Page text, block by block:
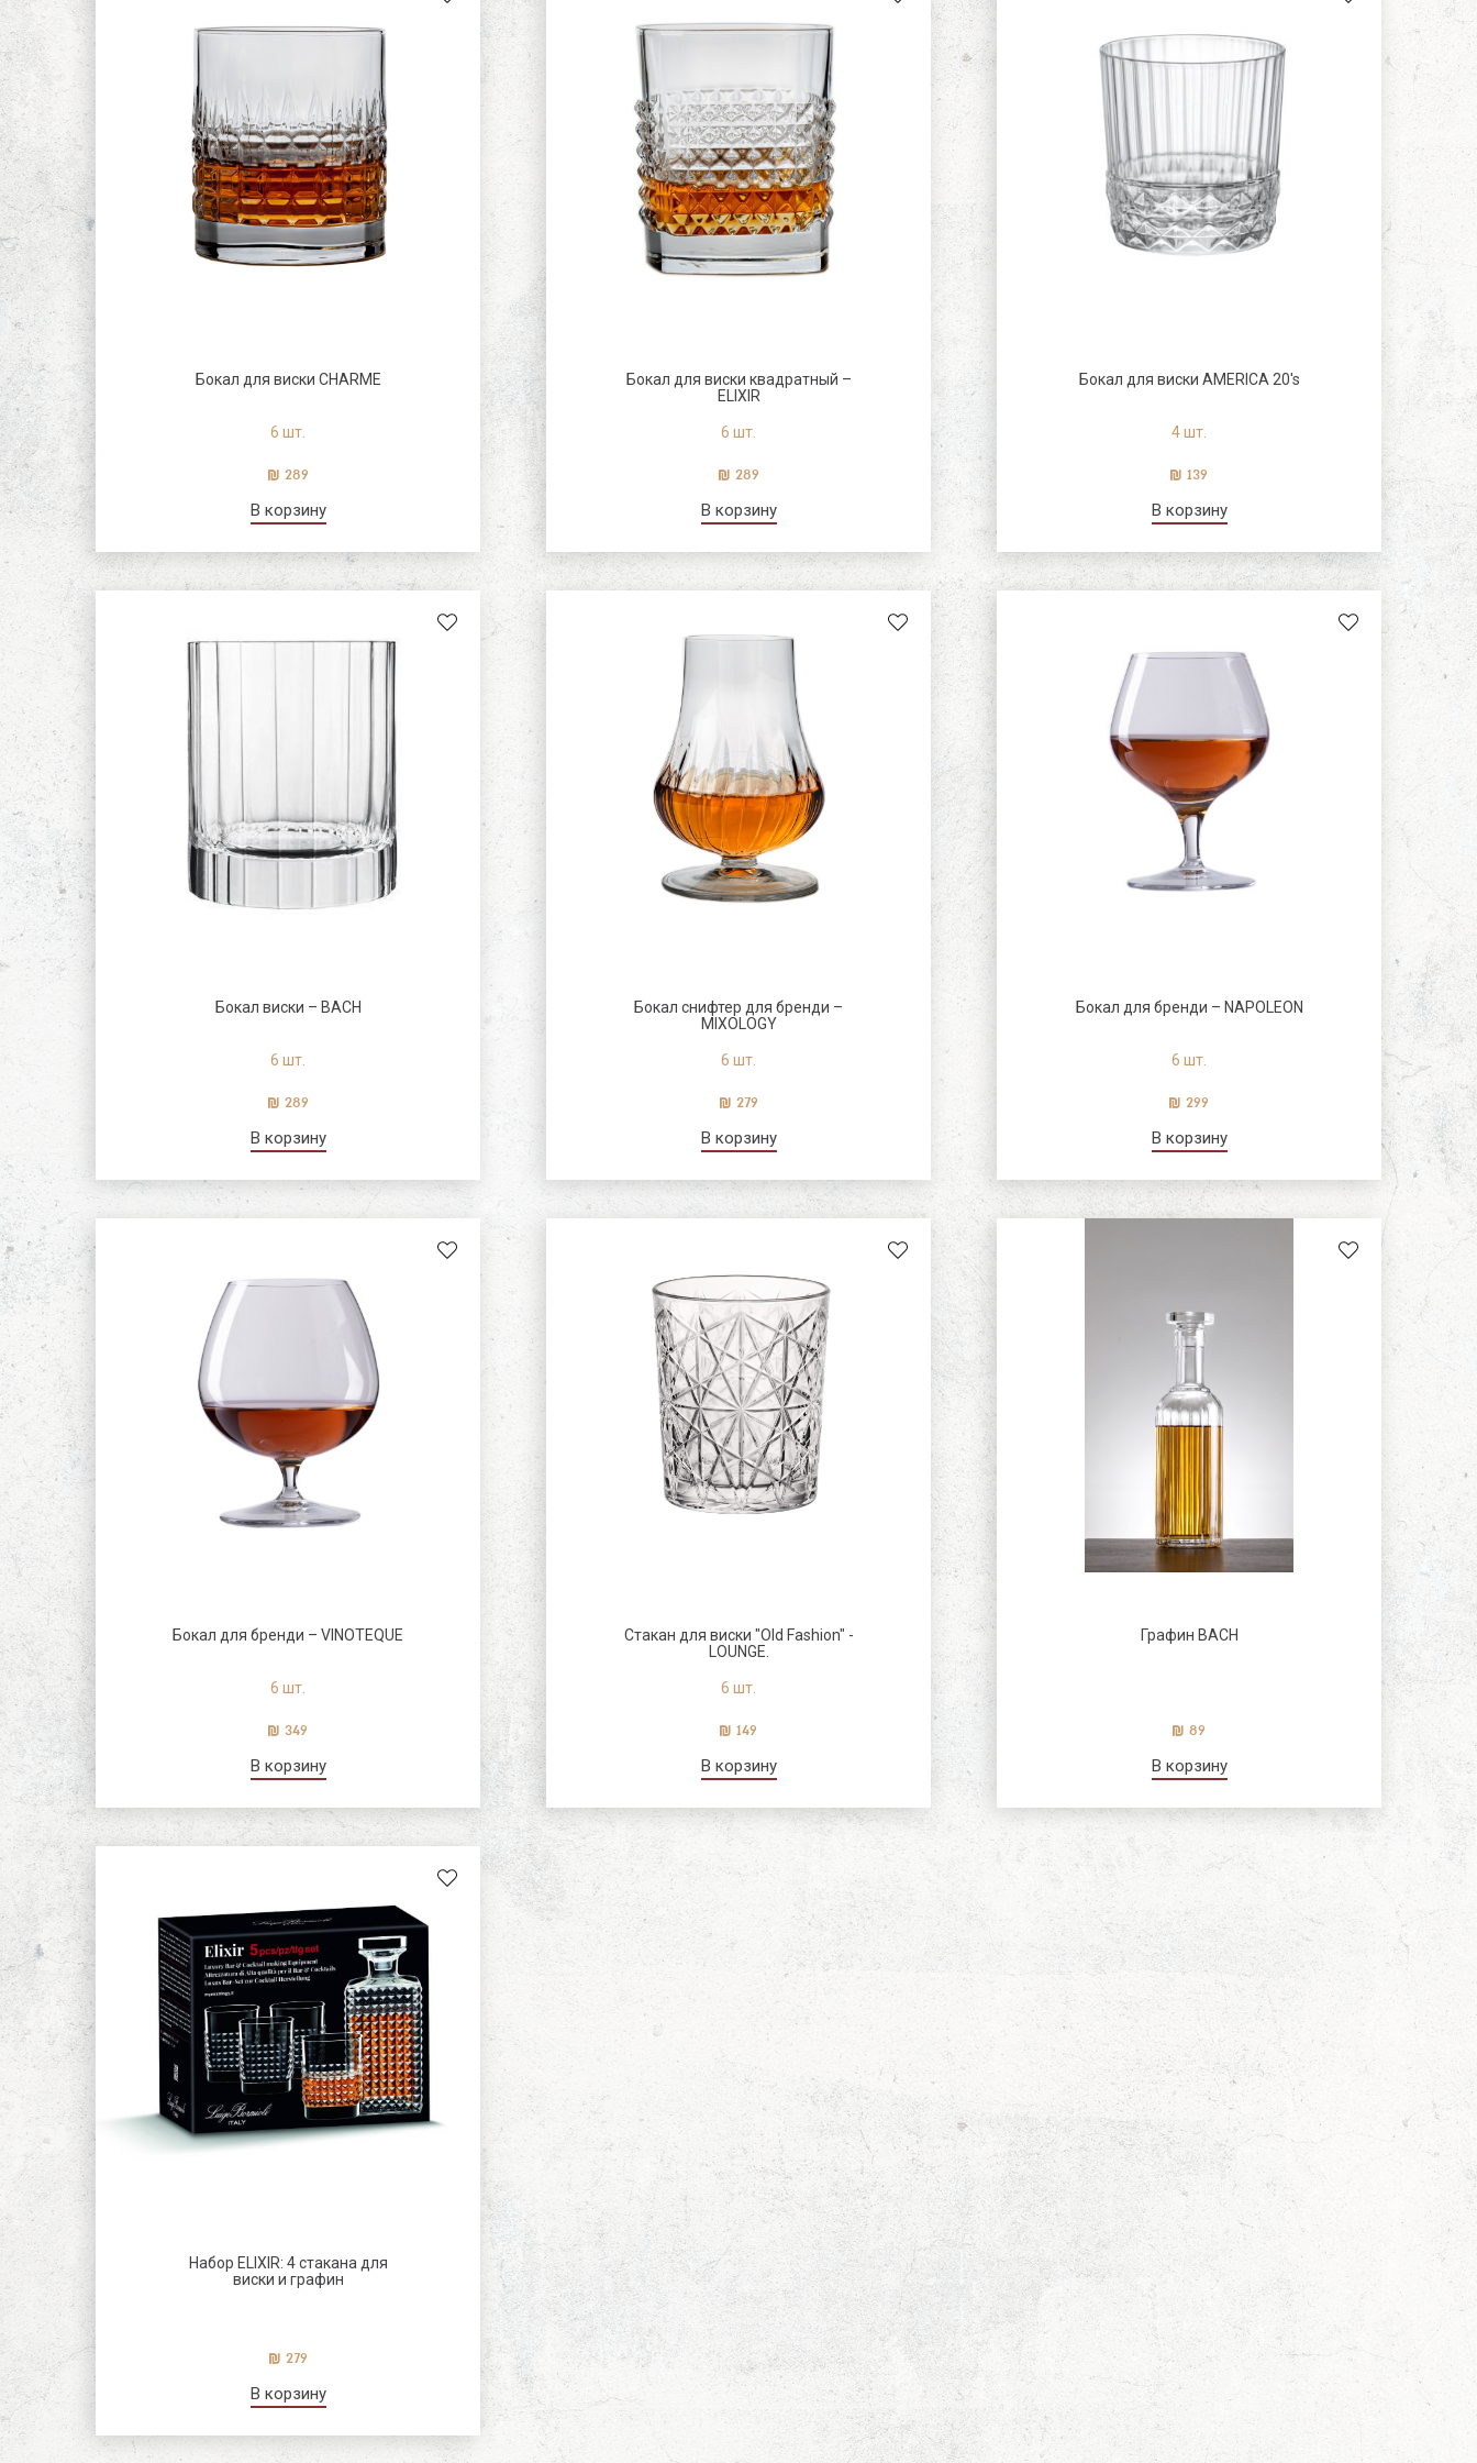
напитков
Бокал для виски CHARME
6 шт.
289
В корзину
Бокал для виски квадратный –
ELIXIR
6 шт.
289
В корзину
Бокал для виски AMERICA 20's
4 шт.
139
В корзину
Бокал виски – BACH
6 шт.
289
В корзину
Бокал снифтер для бренди –
MIXOLOGY
6 шт.
279
В корзину
Бокал для бренди – NAPOLEON
6 шт.
299
В корзину
Бокал для бренди – VINOTEQUE
6 шт.
349
В корзину
Стакан для виски "Old Fashion" -
LOUNGE.
6 шт.
149
В корзину
Графин BACH
89
В корзину
Набор ELIXIR: 4 стакана для
виски и графин
279
В корзину